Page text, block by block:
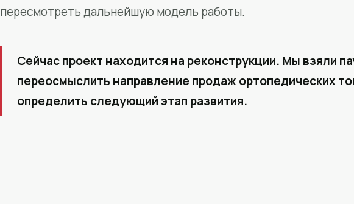
пересмотреть дальнейшую модель работы.
Сейчас проект находится на реконструкции. Мы взяли
переосмыслить направление продаж ортопедических
определить следующий этап развития.